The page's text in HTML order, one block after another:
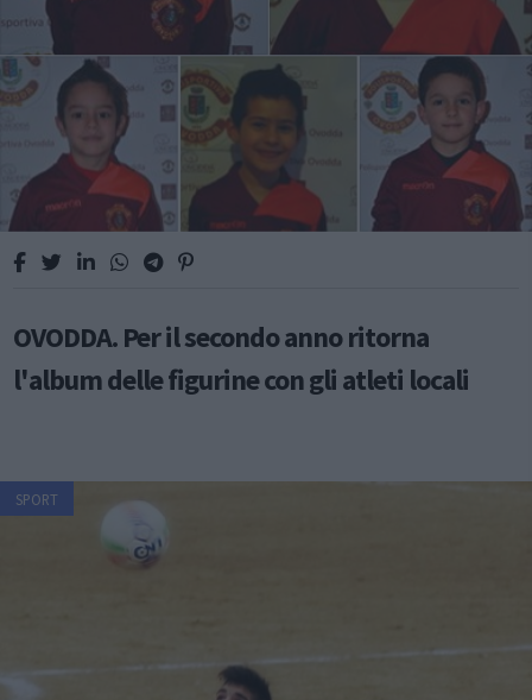
OVODDA. Per il secondo anno ritorna
l'album delle figurine con gli atleti locali
SPORT